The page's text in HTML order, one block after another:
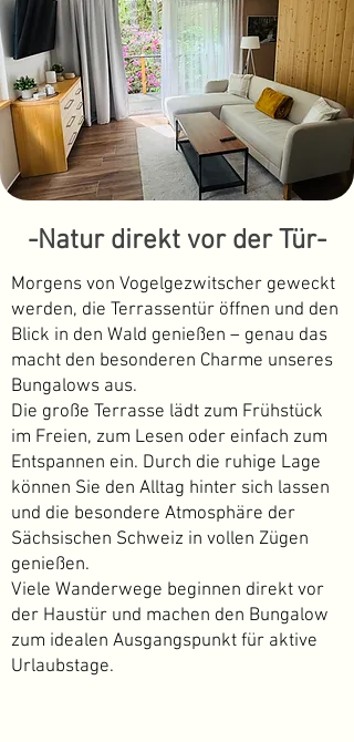
-Natur direkt vor der Tür-
Morgens von Vogelgezwitscher geweckt
werden, die Terrassentür öffnen und den
Blick in den Wald genießen – genau das
macht den besonderen Charme unseres
Bungalows aus.
Die große Terrasse lädt zum Frühstück
im Freien, zum Lesen oder einfach zum
Entspannen ein. Durch die ruhige Lage
können Sie den Alltag hinter sich lassen
und die besondere Atmosphäre der
Sächsischen Schweiz in vollen Zügen
genießen.
Viele Wanderwege beginnen direkt vor
der Haustür und machen den Bungalow
zum idealen Ausgangspunkt für aktive
Urlaubstage.